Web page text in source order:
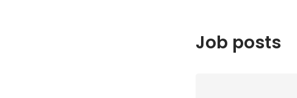
Job posts